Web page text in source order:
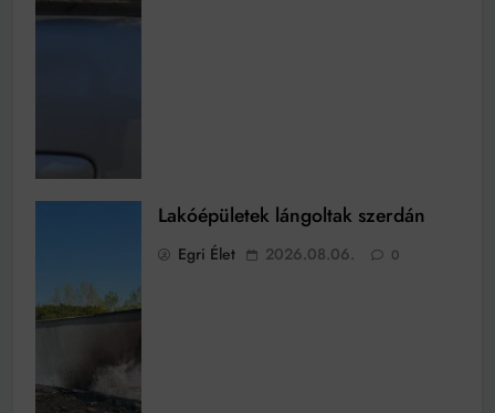
Lakóépületek lángoltak szerdán
Egri Élet 2026.08.06. 0